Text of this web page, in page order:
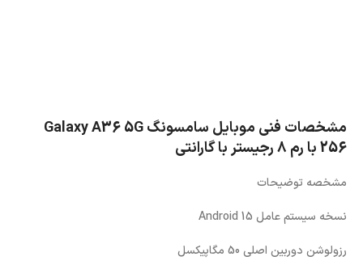
مشخصات فنی موبایل سامسونگ Galaxy A36 5G
256 با رم 8 رجیستر با گارانتی
مشخصه توضیحات
نسخه سیستم عامل Android 15
رزولوشن دوربین اصلی 50 مگاپیکسل